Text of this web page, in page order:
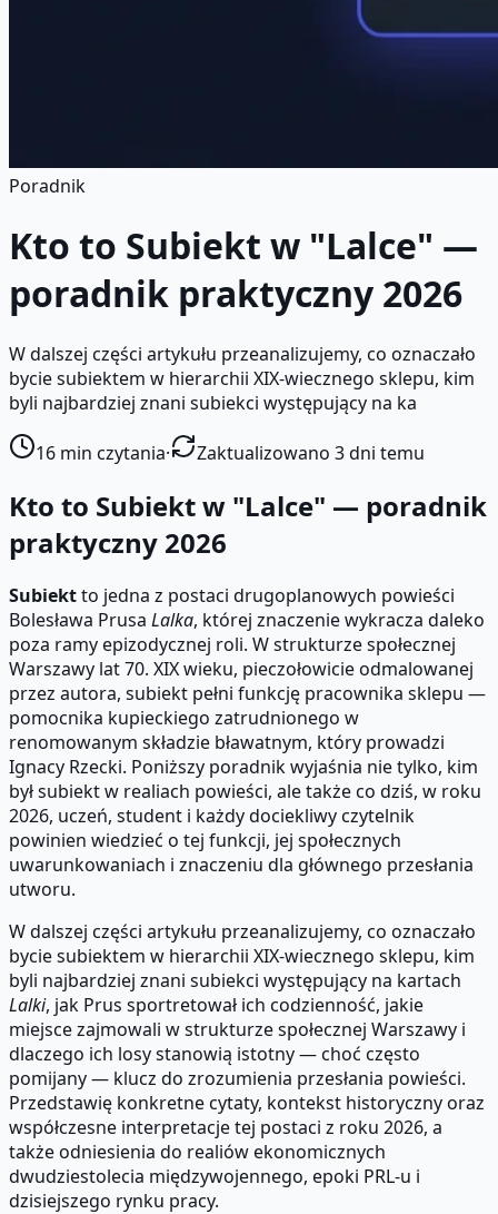
Poradnik
Kto to Subiekt w "Lalce" —
poradnik praktyczny 2026
W dalszej części artykułu przeanalizujemy, co oznaczało
bycie subiektem w hierarchii XIX-wiecznego sklepu, kim
byli najbardziej znani subiekci występujący na ka
16 min czytania· Zaktualizowano 3 dni temu
Kto to Subiekt w "Lalce" — poradnik
praktyczny 2026
Subiektto jedna z postaci drugoplanowych powieści
Bolesława Prusa Lalka, której znaczenie wykracza daleko
poza ramy epizodycznej roli. W strukturze społecznej
Warszawy lat 70. XIX wieku, pieczołowicie odmalowanej
przez autora, subiekt pełni funkcję pracownika sklepu —
pomocnika kupieckiego zatrudnionego w
renomowanym składzie bławatnym, który prowadzi
Ignacy Rzecki. Poniższy poradnik wyjaśnia nie tylko, kim
był subiekt w realiach powieści, ale także co dziś, w roku
2026, uczeń, student i każdy dociekliwy czytelnik
powinien wiedzieć o tej funkcji, jej społecznych
uwarunkowaniach i znaczeniu dla głównego przesłania
utworu.
W dalszej części artykułu przeanalizujemy, co oznaczało
bycie subiektem w hierarchii XIX-wiecznego sklepu, kim
byli najbardziej znani subiekci występujący na kartach
Lalki, jak Prus sportretował ich codzienność, jakie
miejsce zajmowali w strukturze społecznej Warszawy i
dlaczego ich losy stanowią istotny — choć często
pomijany — klucz do zrozumienia przesłania powieści.
Przedstawię konkretne cytaty, kontekst historyczny oraz
współczesne interpretacje tej postaci z roku 2026, a
także odniesienia do realiów ekonomicznych
dwudziestolecia międzywojennego, epoki PRL-u i
dzisiejszego rynku pracy.